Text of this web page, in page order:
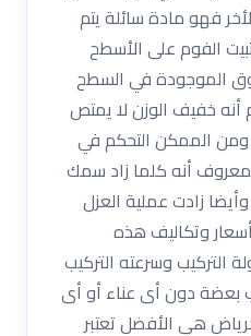
فهو مادة سائلة يتم
الفوم على الأسطح
الموجودة في السطح
أنه خفيف الوزن لا يمتص
ومن الممكن التحكم في
أنه كلما زاد سمك
زادت عملية العزل
وتكاليف هذه
التركيب وسرعته التركيب
دون أى عناء أو أى
هي الأفضل تعتبر